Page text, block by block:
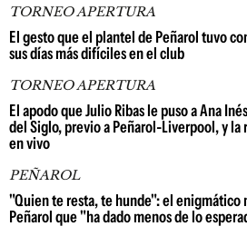
TORNEO APERTURA
El gesto que el plantel de Peñarol tuvo
sus días más difíciles en el club
TORNEO APERTURA
El apodo que Julio Ribas le puso a Ana
del Siglo, previo a Peñarol-Liverpool, y
en vivo
PEÑAROL
"Quien te resta, te hunde": el enigmático
Peñarol que "ha dado menos de lo